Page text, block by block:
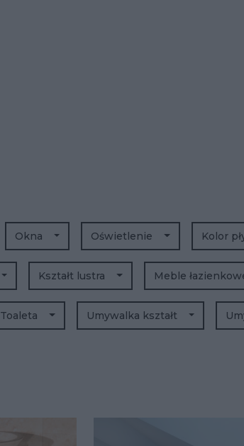
Okna Oświetlenie Kolor
Kształt lustra Meble
Toaleta Umywalka kształt